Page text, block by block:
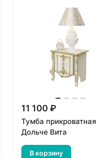
11 100 ₽
Тумба прикроватная
Дольче Вита
В корзину